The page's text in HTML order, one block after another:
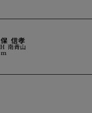
ヴィンテージ
信孝
南青山